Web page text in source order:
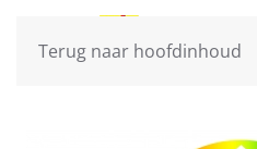
Terug naar hoofdinhoud